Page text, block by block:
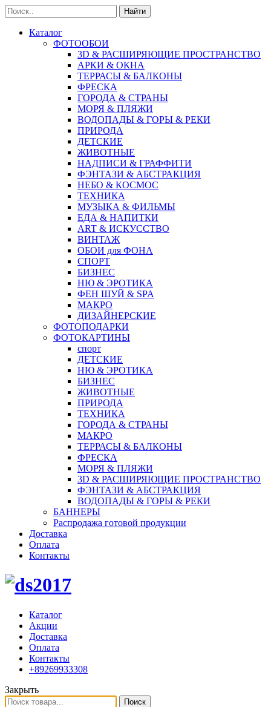
Найти
Каталог
ФОТООБОИ
3D & РАСШИРЯЮЩИЕ ПРОСТРАНСТВО
АРКИ & ОКНА
ТЕРРАСЫ & БАЛКОНЫ
ФРЕСКА
ГОРОДА & СТРАНЫ
МОРЯ & ПЛЯЖИ
ВОДОПАДЫ & ГОРЫ & РЕКИ
ПРИРОДА
ДЕТСКИЕ
ЖИВОТНЫЕ
НАДПИСИ & ГРАФФИТИ
ФЭНТАЗИ & АБСТРАКЦИЯ
НЕБО & КОСМОС
ТЕХНИКА
МУЗЫКА & ФИЛЬМЫ
ЕДА & НАПИТКИ
ART & ИСКУССТВО
ВИНТАЖ
ОБОИ для ФОНА
СПОРТ
БИЗНЕС
НЮ & ЭРОТИКА
ФЕН ШУЙ & SPA
МАКРО
ДИЗАЙНЕРСКИЕ
ФОТОПОДАРКИ
ФОТОКАРТИНЫ
спорт
ДЕТСКИЕ
НЮ & ЭРОТИКА
БИЗНЕС
ЖИВОТНЫЕ
ПРИРОДА
ТЕХНИКА
ГОРОДА & СТРАНЫ
МАКРО
ТЕРРАСЫ & БАЛКОНЫ
ФРЕСКА
МОРЯ & ПЛЯЖИ
3D & РАСШИРЯЮЩИЕ ПРОСТРАНСТВО
ФЭНТАЗИ & АБСТРАКЦИЯ
ВОДОПАДЫ & ГОРЫ & РЕКИ
БАННЕРЫ
Распродажа готовой продукции
Доставка
Оплата
Контакты
Каталог
Акции
Доставка
Оплата
Контакты
+89269933308
Закрыть
Поиск